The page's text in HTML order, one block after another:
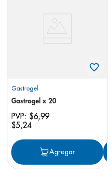
Gastrogel
Gastrogel x 20
PVP: $6,99
$5,24
Agregar
pediasure
desodorante